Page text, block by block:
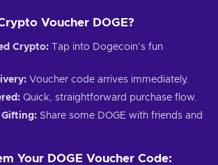
Voucher DOGE?
Crypto: Tap into Dogecoin’s fun
Voucher code arrives immediately.
Quick, straightforward purchase flow.
Gifting: Share some DOGE with friends and
Your DOGE Voucher Code: